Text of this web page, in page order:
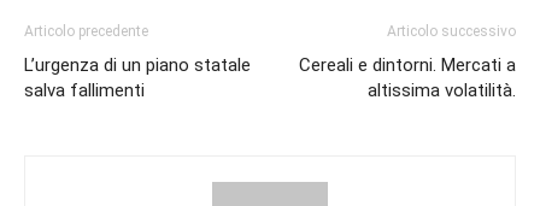
Articolo precedente
L’urgenza di un piano statale
salva fallimenti
Articolo successivo
Cereali e dintorni. Mercati a
altissima volatilità.